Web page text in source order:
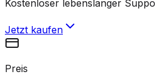
Kostenloser lebenslanger
Jetzt kaufen
Preis